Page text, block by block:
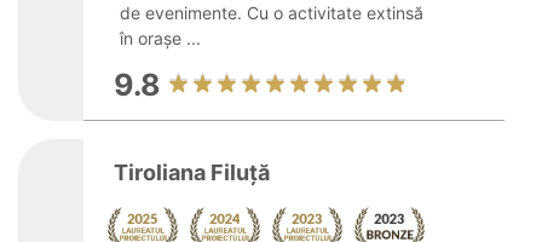
de evenimente. Cu o activitate extinsă
în orașe ...
9.8
Tiroliana Filuță